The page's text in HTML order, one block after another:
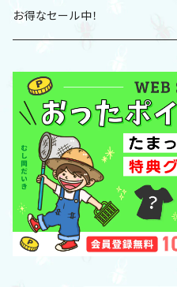
2025夏グッズ
パーカー
スウェット
帽子/バッグ/ポーチ
フィギュア/アクスタ/キーホルダ
DVD
「POTLUCK」グッズ
お得なセール中！